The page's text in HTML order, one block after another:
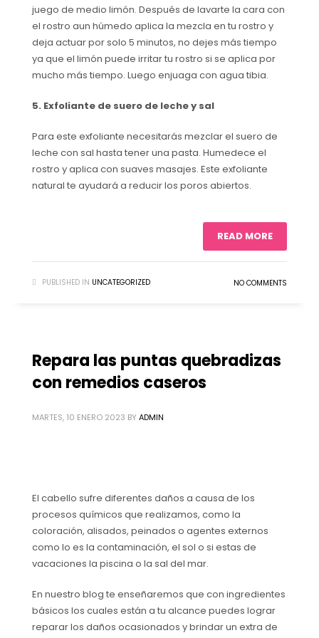
juego de medio limón. Después de lavarte la cara con
el rostro aun húmedo aplica la mezcla en tu rostro y
deja actuar por solo 5 minutos, no dejes más tiempo
ya que el limón puede irritar tu rostro si se aplica por
mucho más tiempo. Luego enjuaga con agua tibia.
5. Exfoliante de suero de leche y sal
Para este exfoliante necesitarás mezclar el suero de
leche con sal hasta tener una pasta. Humedece el
rostro y aplica con suaves masajes. Este exfoliante
natural te ayudará a reducir los poros abiertos.
READ MORE
PUBLISHED IN UNCATEGORIZED NO COMMENTS
Repara las puntas quebradizas
con remedios caseros
MARTES, 10 ENERO 2023 BY ADMIN
El cabello sufre diferentes daños a causa de los
procesos químicos que realizamos, como la
coloración, alisados, peinados o agentes externos
como lo es la contaminación, el sol o si estas de
vacaciones la piscina o la sal del mar.
En nuestro blog te enseñaremos que con ingredientes
básicos los cuales están a tu alcance puedes lograr
reparar los daños ocasionados y brindar un extra de